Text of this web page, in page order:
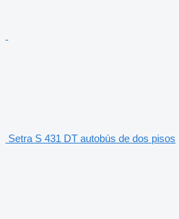
Setra S 431 DT autobús de dos pisos